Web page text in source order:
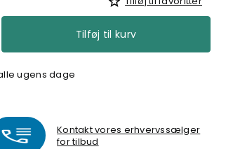
Tilføj til kurv
ugens dage
Kontakt vores erhvervssælger
for tilbud